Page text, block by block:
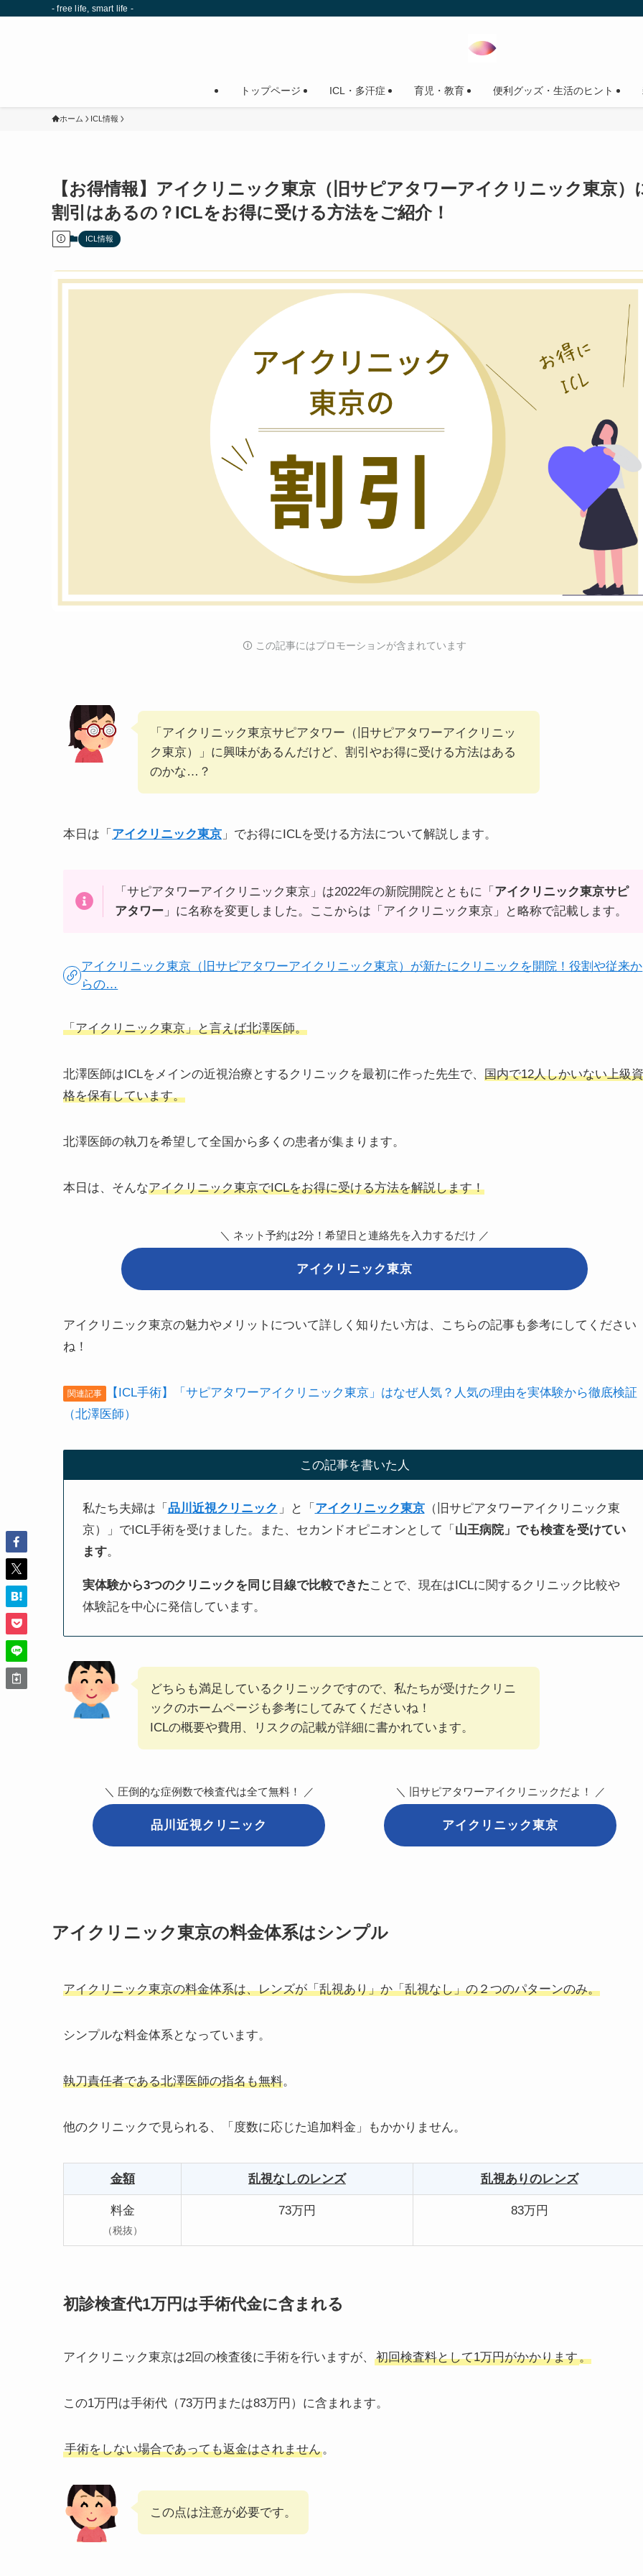
- free life, smart life -
トップページ ICL・多汗症 育児・教育 便利グッズ・生活のヒント
ホーム ICL情報
【お得情報】アイクリニック東京（旧サピアタワーアイクリニック東京）
割引はあるの？ICLをお得に受ける方法をご紹介！
ICL情報
🛈️ この記事にはプロモーションが含まれています
「アイクリニック東京サピアタワー（旧サピアタワーアイクリニッ
ク東京）」に興味があるんだけど、割引やお得に受ける方法はある
のかな…？
本日は「 アイクリニック東京 」でお得にICLを受ける方法について解説します。
「サピアタワーアイクリニック東京」は2022年の新院開院とともに「 アイクリニック東京サピ
アタワー 」に名称を変更しました。ここからは「アイクリニック東京」と略称で記載します。
アイクリニック東京（旧サピアタワーアイクリニック東京）が新たにクリニックを開院！役割や従来か
らの…
「アイクリニック東京」と言えば北澤医師。
北澤医師はICLをメインの近視治療とするクリニックを最初に作った先生で、 国内で12人しかいない上級資
格を保有しています。
北澤医師の執刀を希望して全国から多くの患者が集まります。
本日は、そんなアイクリニック東京でICLをお得に受ける方法を解説します！
＼ ネット予約は2分！希望日と連絡先を入力するだけ ／
アイクリニック東京
アイクリニック東京の魅力やメリットについて詳しく知りたい方は、こちらの記事も参考にしてください
ね！
関連記事
【ICL手術】「サピアタワーアイクリニック東京」はなぜ人気？人気の理由を実体験から徹底検証
（北澤医師）
この記事を書いた人
私たち夫婦は「 品川近視クリニック 」と「 アイクリニック東京（旧サピアタワーアイクリニック東
京）」でICL手術を受けました。また、セカンドオピニオンとして「 山王病院」でも検査を受けてい
ます。
実体験から3つのクリニックを同じ目線で比較できたことで、現在はICLに関するクリニック比較や
体験記を中心に発信しています。
どちらも満足しているクリニックですので、私たちが受けたクリニ
ックのホームページも参考にしてみてくださいね！
ICLの概要や費用、リスクの記載が詳細に書かれています。
＼ 圧倒的な症例数で検査代は全て無料！ ／
品川近視クリニック
＼ 旧サピアタワーアイクリニックだよ！ ／
アイクリニック東京
アイクリニック東京の料金体系はシンプル
アイクリニック東京の料金体系は、レンズが「乱視あり」か「乱視なし」の２つのパターンのみ。
シンプルな料金体系となっています。
執刀責任者である北澤医師の指名も無料。
他のクリニックで見られる、「度数に応じた追加料金」もかかりません。
金額 乱視なしのレンズ 乱視ありのレンズ
料金
（税抜）
73万円 83万円
初診検査代1万円は手術代金に含まれる
アイクリニック東京は2回の検査後に手術を行いますが、 初回検査料として1万円がかかります。
この1万円は手術代（73万円または83万円）に含まれます。
手術をしない場合であっても返金はされません。
この点は注意が必要です。